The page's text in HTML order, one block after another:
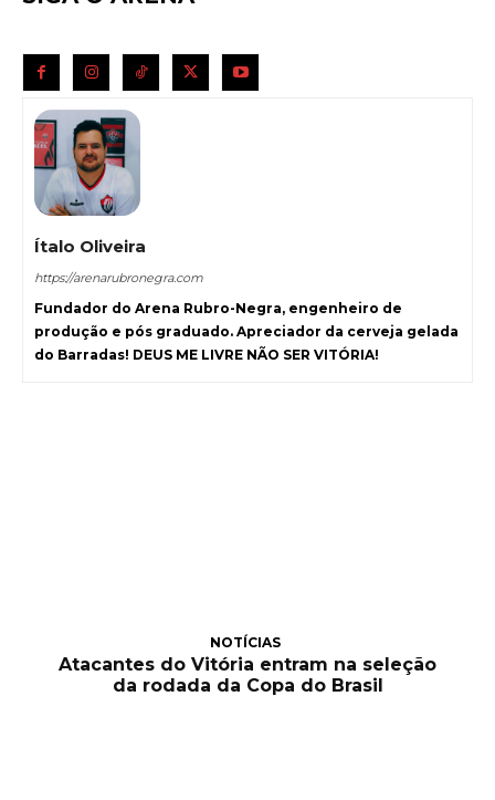
Ítalo Oliveira
https://arenarubronegra.com
Fundador do Arena Rubro-Negra, engenheiro de
produção e pós graduado. Apreciador da cerveja gelada
do Barradas! DEUS ME LIVRE NÃO SER VITÓRIA!
NOTÍCIAS
Atacantes do Vitória entram na seleção
da rodada da Copa do Brasil